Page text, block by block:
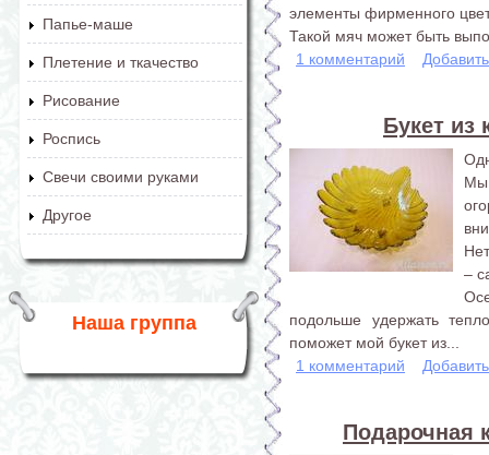
Папье-маше
Плетение и ткачество
Рисование
Роспись
Свечи своими руками
Другое
Наша группа
элементы фирменного
Такой мяч может быть
1 комментарий
Букет из
Мы
–
подольше удержать
поможет мой букет из...
1 комментарий
Подарочная